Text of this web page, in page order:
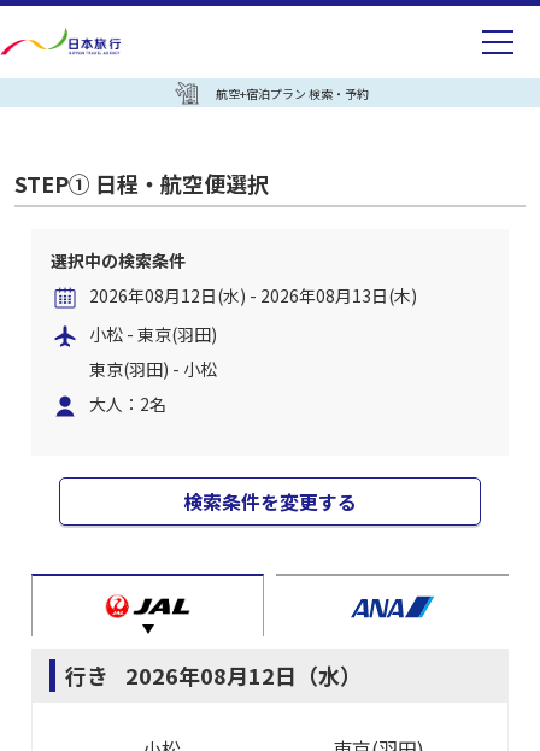
航空+宿泊プラン 検索・予約
STEP① 日程・航空便選択
選択中の検索条件
2026年08月12日(水) - 2026年08月13日(木)
小松 - 東京(羽田)
東京(羽田) - 小松
大人：2名
検索条件を変更する
行き 2026年08月12日（水）